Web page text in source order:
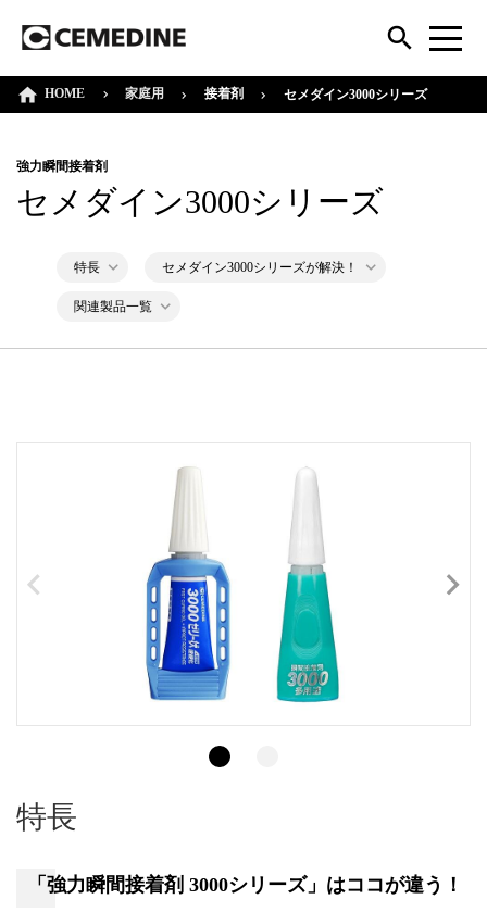
HOME 家庭用 接着剤 セメダイン3000シリーズ
強力瞬間接着剤
セメダイン3000シリーズ
特長 セメダイン3000シリーズが解決！
関連製品一覧
特長
「強力瞬間接着剤 3000シリーズ」はココが違う！